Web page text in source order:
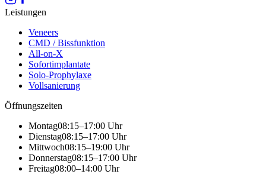
Leistungen
Veneers
CMD / Bissfunktion
All-on-X
Sofortimplantate
Solo-Prophylaxe
Vollsanierung
Öffnungszeiten
Montag08:15–17:00 Uhr
Dienstag08:15–17:00 Uhr
Mittwoch08:15–19:00 Uhr
Donnerstag08:15–17:00 Uhr
Freitag08:00–14:00 Uhr